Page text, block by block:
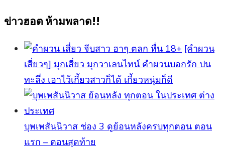
ข่าวฮอต ห้ามพลาด!!
[คำผวน
เสี่ยวๆ] มุกเสี่ยว มุกวาเลนไทน์ คำผวนบอกรัก ปน
ทะลึ่ง เอาไว้เกี้ยวสาวก็ได้ เกี้ยวหนุ่มก็ดี
บุพเพสันนิวาส ช่อง 3 ดูย้อนหลังครบทุกตอน ตอน
แรก – ตอนสุดท้าย